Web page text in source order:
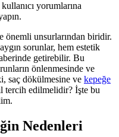
yorumlarına
önemli unsurlarından biridir.
sorunlar, hem estetik
getirebilir. Bu
önlenmesinde ve
saç dökülmesine ve kepeğe
tercih edilmelidir? İşte bu
Nedenleri